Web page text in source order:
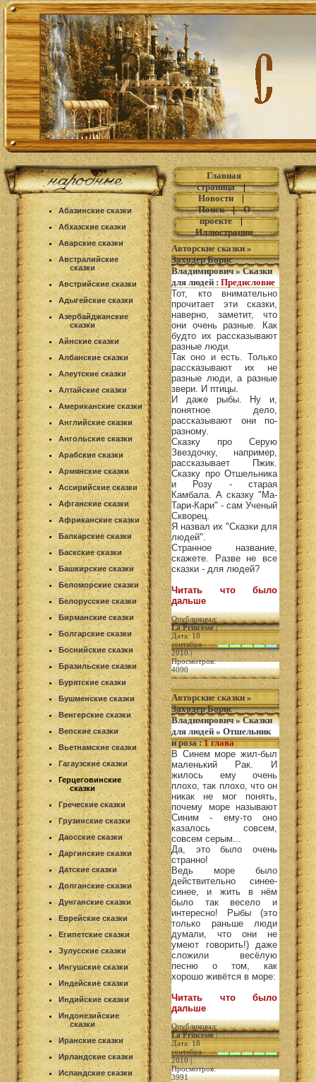
Абазинские сказки
Абхазские сказки
Аварские сказки
Австралийские
сказки
Австрийские сказки
Адыгейские сказки
Азербайджанские
сказки
Айнские сказки
Албанские сказки
Алеутские сказки
Алтайские сказки
Американские сказки
Английские сказки
Ангольские сказки
Арабские сказки
Армянские сказки
Ассирийские сказки
Афганские сказки
Африканские сказки
Балкарские сказки
Баскские сказки
Башкирские сказки
Беломорские сказки
Белорусские сказки
Бирманские сказки
Болгарские сказки
Боснийские сказки
Бразильские сказки
Бурятские сказки
Бушменские сказки
Венгерские сказки
Вепские сказки
Вьетнамские сказки
Гагаузские сказки
Герцеговинские
сказки
Греческие сказки
Грузинские сказки
Даосские сказки
Даргинские сказки
Датские сказки
Долганские сказки
Дунганские сказки
Еврейские сказки
Египетские сказки
Зулусские сказки
Ингушские сказки
Индейские сказки
Индийские сказки
Индонезийские
сказки
Иранские сказки
Ирландские сказки
Исландские сказки
Главная
страница|
Новости|
Поиск|О
проекте|
Иллюстрации
Авторские сказки »
Заходер Борис
Владимирович»Сказки
для людей : Предисловие
Тот, кто внимательно
прочитает эти сказки,
наверно, заметит, что
они очень разные. Как
будто их рассказывают
разные люди.
Так оно и есть. Только
рассказывают их не
разные люди, а разные
звери. И птицы.
И даже рыбы. Ну и,
понятное дело,
рассказывают они по-
разному.
Сказку про Серую
Звездочку, например,
рассказывает Пжик.
Сказку про Отшельника
и Розу - старая
Камбала. А сказку "Ма-
Тари-Кари" - сам Ученый
Скворец.
Я назвал их "Сказки для
людей".
Странное название,
скажете. Разве не все
сказки - для людей?
Читать что было
дальше
Опубликовал:
La Princesse|
Дата: 18
сентября
2010 |
Просмотров:
4090
Авторские сказки »
Заходер Борис
Владимирович»Сказки
для людей » Отшельник
и роза:1 глава
В Синем море жил-был
маленький Рак. И
жилось ему очень
плохо, так плохо, что он
никак не мог понять,
почему море называют
Синим - ему-то оно
казалось совсем,
совсем серым...
Да, это было очень
странно!
Ведь море было
действительно синее-
синее, и жить в нём
было так весело и
интересно! Рыбы (это
только раньше люди
думали, что они не
умеют говорить!) даже
сложили весёлую
песню о том, как
хорошо живётся в море:
Читать что было
дальше
Опубликовал:
La Princesse|
Дата: 18
сентября
2010 |
Просмотров:
3991